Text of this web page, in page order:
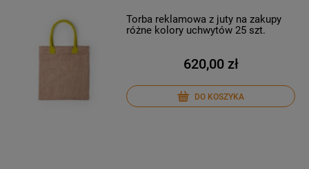
Torba reklamowa z juty na zakupy
różne kolory uchwytów 25 szt.
620,00 zł
DO KOSZYKA